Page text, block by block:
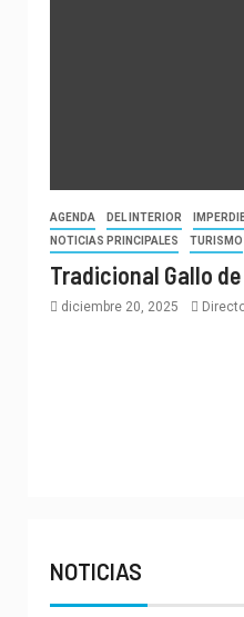
AGENDA DEL INTERIOR
NOTICIAS PRINCIPALES
TURISMO
Tradicional Gallo
diciembre 20, 2025
NOTICIAS